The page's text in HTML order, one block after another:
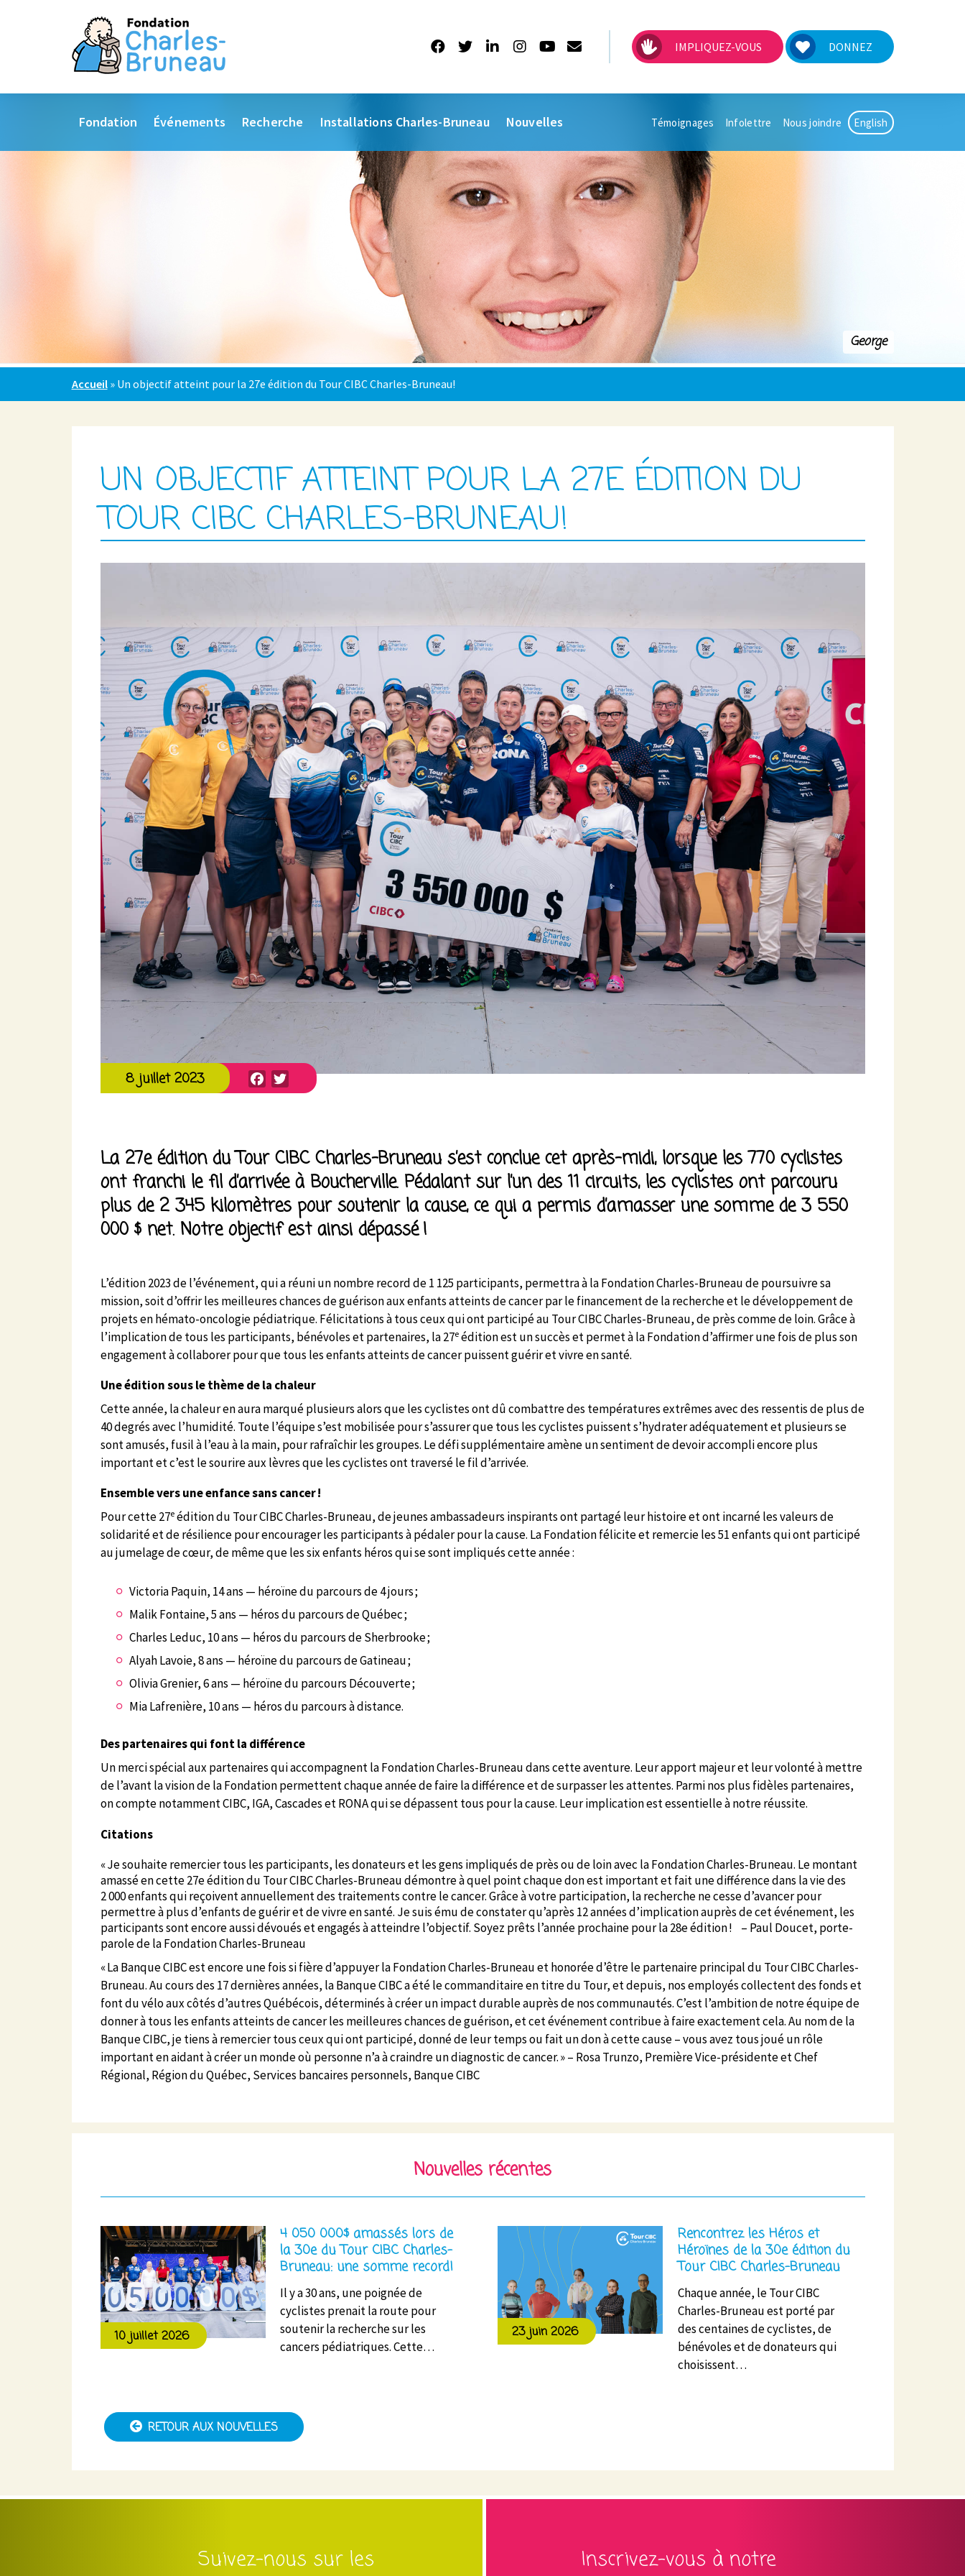
IMPLIQUEZ-VOUS DONNEZ
Fondation Événements Recherche Installations Charles-Bruneau Nouvelles Témoignages Infolettre Nous joindre English
George
Accueil» Un objectif atteint pour la 27e édition du Tour CIBC Charles-Bruneau!
UN OBJECTIF ATTEINT POUR LA 27E ÉDITION DU
TOUR CIBC CHARLES-BRUNEAU!
8 juillet 2023 Facebook
Twitter
La 27e édition du Tour CIBC Charles-Bruneau s’est conclue cet après-midi, lorsque les 770 cyclistes
ont franchi le fil d’arrivée à Boucherville. Pédalant sur l’un des 11 circuits, les cyclistes ont parcouru
plus de 2 345 kilomètres pour soutenir la cause, ce qui a permis d’amasser une somme de 3 550
000 $ net. Notre objectif est ainsi dépassé !
L’édition 2023 de l’événement, qui a réuni un nombre record de 1 125 participants, permettra à la Fondation Charles-Bruneau de poursuivre sa
mission, soit d’offrir les meilleures chances de guérison aux enfants atteints de cancer par le financement de la recherche et le développement de
projets en hémato-oncologie pédiatrique. Félicitations à tous ceux qui ont participé au Tour CIBC Charles-Bruneau, de près comme de loin. Grâce à
l’implication de tous les participants, bénévoles et partenaires, la 27eédition est un succès et permet à la Fondation d’affirmer une fois de plus son
engagement à collaborer pour que tous les enfants atteints de cancer puissent guérir et vivre en santé.
Une édition sous le thème de la chaleur
Cette année, la chaleur en aura marqué plusieurs alors que les cyclistes ont dû combattre des températures extrêmes avec des ressentis de plus de
40 degrés avec l’humidité. Toute l’équipe s’est mobilisée pour s’assurer que tous les cyclistes puissent s’hydrater adéquatement et plusieurs se
sont amusés, fusil à l’eau à la main, pour rafraîchir les groupes. Le défi supplémentaire amène un sentiment de devoir accompli encore plus
important et c’est le sourire aux lèvres que les cyclistes ont traversé le fil d’arrivée.
Ensemble vers une enfance sans cancer !
Pour cette 27eédition du Tour CIBC Charles-Bruneau, de jeunes ambassadeurs inspirants ont partagé leur histoire et ont incarné les valeurs de
solidarité et de résilience pour encourager les participants à pédaler pour la cause. La Fondation félicite et remercie les 51 enfants qui ont participé
au jumelage de cœur, de même que les six enfants héros qui se sont impliqués cette année :
Victoria Paquin, 14 ans — héroïne du parcours de 4 jours ;
Malik Fontaine, 5 ans — héros du parcours de Québec ;
Charles Leduc, 10 ans — héros du parcours de Sherbrooke ;
Alyah Lavoie, 8 ans — héroïne du parcours de Gatineau ;
Olivia Grenier, 6 ans — héroïne du parcours Découverte ;
Mia Lafrenière, 10 ans — héros du parcours à distance.
Des partenaires qui font la différence
Un merci spécial aux partenaires qui accompagnent la Fondation Charles-Bruneau dans cette aventure. Leur apport majeur et leur volonté à mettre
de l’avant la vision de la Fondation permettent chaque année de faire la différence et de surpasser les attentes. Parmi nos plus fidèles partenaires,
on compte notamment CIBC, IGA, Cascades et RONA qui se dépassent tous pour la cause. Leur implication est essentielle à notre réussite.
Citations
« Je souhaite remercier tous les participants, les donateurs et les gens impliqués de près ou de loin avec la Fondation Charles-Bruneau. Le montant
amassé en cette 27e édition du Tour CIBC Charles-Bruneau démontre à quel point chaque don est important et fait une différence dans la vie des
2 000 enfants qui reçoivent annuellement des traitements contre le cancer. Grâce à votre participation, la recherche ne cesse d’avancer pour
permettre à plus d’enfants de guérir et de vivre en santé. Je suis ému de constater qu’après 12 années d’implication auprès de cet événement, les
participants sont encore aussi dévoués et engagés à atteindre l’objectif. Soyez prêts l’année prochaine pour la 28e édition ! – Paul Doucet, porte-
parole de la Fondation Charles-Bruneau
« La Banque CIBC est encore une fois si fière d’appuyer la Fondation Charles-Bruneau et honorée d’être le partenaire principal du Tour CIBC Charles-
Bruneau. Au cours des 17 dernières années, la Banque CIBC a été le commanditaire en titre du Tour, et depuis, nos employés collectent des fonds et
font du vélo aux côtés d’autres Québécois, déterminés à créer un impact durable auprès de nos communautés. C’est l’ambition de notre équipe de
donner à tous les enfants atteints de cancer les meilleures chances de guérison, et cet événement contribue à faire exactement cela. Au nom de la
Banque CIBC, je tiens à remercier tous ceux qui ont participé, donné de leur temps ou fait un don à cette cause – vous avez tous joué un rôle
important en aidant à créer un monde où personne n’a à craindre un diagnostic de cancer. » – Rosa Trunzo, Première Vice-présidente et Chef
Régional, Région du Québec, Services bancaires personnels, Banque CIBC
Nouvelles récentes
10 juillet 2026
4 050 000$ amassés lors de
la 30e du Tour CIBC Charles-
Bruneau: une somme record!
Il y a 30 ans, une poignée de
cyclistes prenait la route pour
soutenir la recherche sur les
cancers pédiatriques. Cette…
23 juin 2026
Rencontrez les Héros et
Héroïnes de la 30e édition du
Tour CIBC Charles-Bruneau
Chaque année, le Tour CIBC
Charles-Bruneau est porté par
des centaines de cyclistes, de
bénévoles et de donateurs qui
choisissent…
RETOUR AUX NOUVELLES
Suivez-nous sur les Inscrivez-vous à notre